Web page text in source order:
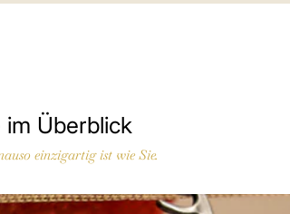
im Überblick
einzigartig ist wie Sie.